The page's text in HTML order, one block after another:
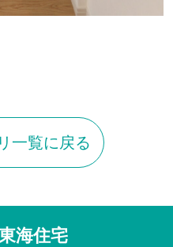
一覧に戻る
海住宅